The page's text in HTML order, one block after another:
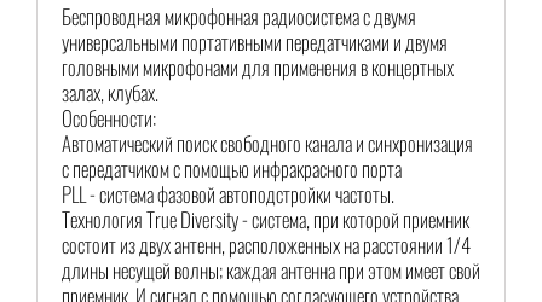
Беспроводная микрофонная радиосистема с двумя
универсальными портативными передатчиками и двумя
головными микрофонами для применения в концертных
залах, клубах.
Особенности:
Автоматический поиск свободного канала и синхронизация
с передатчиком с помощью инфракрасного порта
PLL - система фазовой автоподстройки частоты.
Технология True Diversity - система, при которой приемник
состоит из двух антенн, расположенных на расстоянии 1/4
длины несущей волны; каждая антенна при этом имеет свой
приемник. И сигнал с помощью согласующего устройства